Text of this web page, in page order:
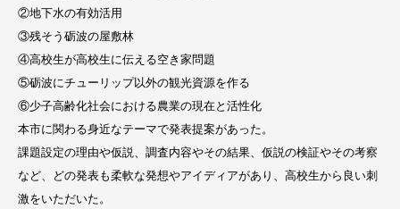
②地下水の有効活用
③残そう砺波の屋敷林
④高校生が高校生に伝える空き家問題
⑤砺波にチューリップ以外の観光資源を作る
⑥少子高齢化社会における農業の現在と活性化
本市に関わる身近なテーマで発表提案があった。
課題設定の理由や仮説、調査内容やその結果、仮説の検証やその考察
など、どの発表も柔軟な発想やアイディアがあり、高校生から良い刺
激をいただいた。